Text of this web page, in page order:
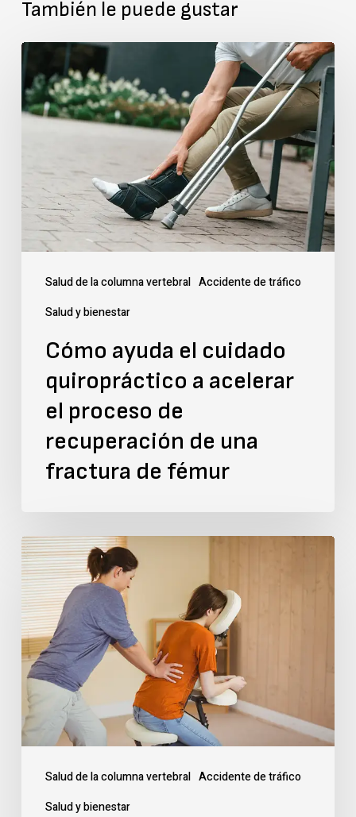
También le puede gustar
Salud de la columna vertebral Accidente de tráfico
Salud y bienestar
Cómo
ayuda
el
a
acelerar
recuperación
fractura
fémur
Cómo ayuda el cuidado
quiropráctico a acelerar
el proceso de
recuperación de una
fractura de fémur
Salud de la columna vertebral Accidente de tráfico
Salud y bienestar
El
vínculo
cerebro-
espina
dorsal:
Cómo
afecta
al